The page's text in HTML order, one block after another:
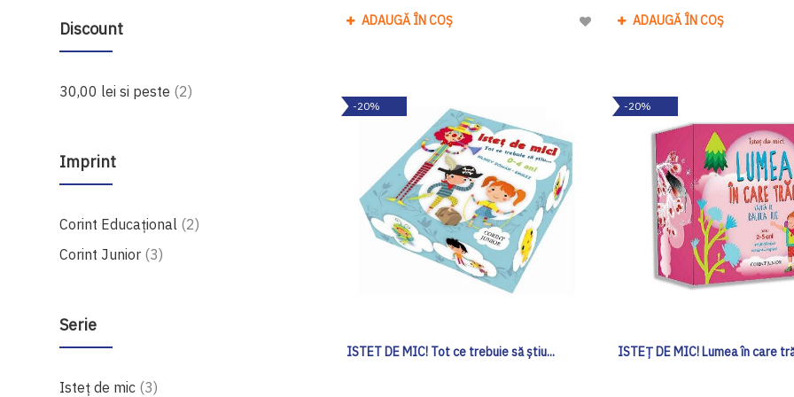
Discount
30,00 lei si peste 2produse
Imprint
Corint Educaţional 2produse
Corint Junior 3produse
Serie
Isteț de mic 3produse
ADAUGĂ ÎN COȘ
Adaugă
Dorinte
ADAUGĂ ÎN COȘ
-20%
ISTET DE MIC! Tot ce trebuie să ştiu...
-20%
ISTEȚ DE MIC! Lumea în care